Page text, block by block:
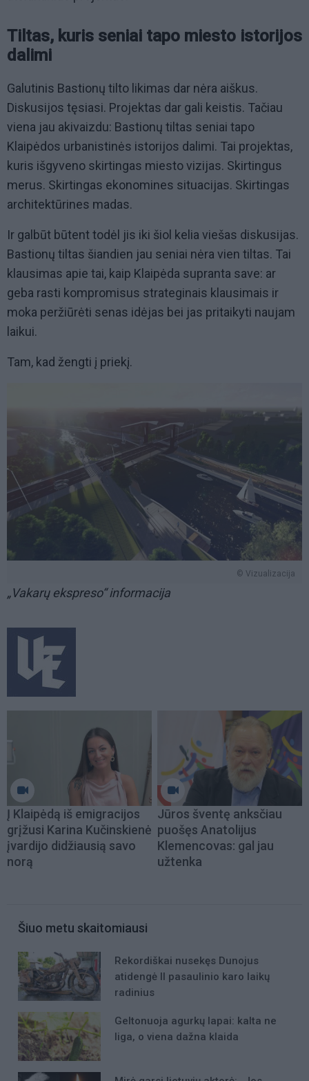
Tiltas, kuris seniai tapo miesto istorijos
dalimi
Galutinis Bastionų tilto likimas dar nėra aiškus.
Diskusijos tęsiasi. Projektas dar gali keistis. Tačiau
viena jau akivaizdu: Bastionų tiltas seniai tapo
Klaipėdos urbanistinės istorijos dalimi. Tai projektas,
kuris išgyveno skirtingas miesto vizijas. Skirtingus
merus. Skirtingas ekonomines situacijas. Skirtingas
architektūrines madas.
Ir galbūt būtent todėl jis iki šiol kelia viešas diskusijas.
Bastionų tiltas šiandien jau seniai nėra vien tiltas. Tai
klausimas apie tai, kaip Klaipėda supranta save: ar
geba rasti kompromisus strateginais klausimais ir
moka peržiūrėti senas idėjas bei jas pritaikyti naujam
laikui.
Tam, kad žengti į priekį.
© Vizualizacija
„Vakarų ekspreso“ informacija
Į Klaipėdą iš emigracijos
grįžusi Karina Kučinskienė
įvardijo didžiausią savo
norą
Jūros šventę anksčiau
puošęs Anatolijus
Klemencovas: gal jau
užtenka
Šiuo metu skaitomiausi
Rekordiškai nusekęs Dunojus
atidengė II pasaulinio karo laikų
radinius
Geltonuoja agurkų lapai: kalta ne
liga, o viena dažna klaida